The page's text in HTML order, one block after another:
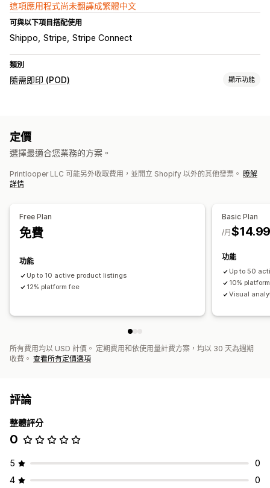
這項應用程式尚未翻譯成繁體中文
可與以下項目搭配使用
Shippo Stripe Stripe Connect
類別
隨需即印 (POD) 顯示功能
定價
選擇最適合您業務的方案。
Printlooper LLC 可能另外收取費用，並開立 Shopify 以外的其他發票。 瞭解
詳情
Free Plan
免費
功能
Up to 10 active product listings
12% platform fee
Basic Plan
/月
功能
Up to 50
10%
Visual
所有費用均以 USD 計價。 定期費用和依使用量計費方案，均以 30 天為週期
收費。 查看所有定價選項
評論
整體評分
0
5
0
4
0